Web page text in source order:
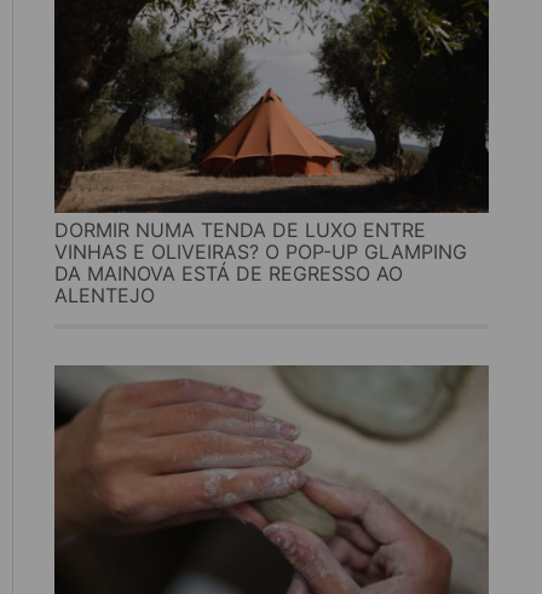
DORMIR NUMA TENDA DE LUXO ENTRE
VINHAS E OLIVEIRAS? O POP-UP GLAMPING
DA MAINOVA ESTÁ DE REGRESSO AO
ALENTEJO